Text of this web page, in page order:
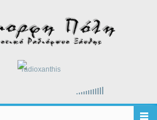
radioxanthis